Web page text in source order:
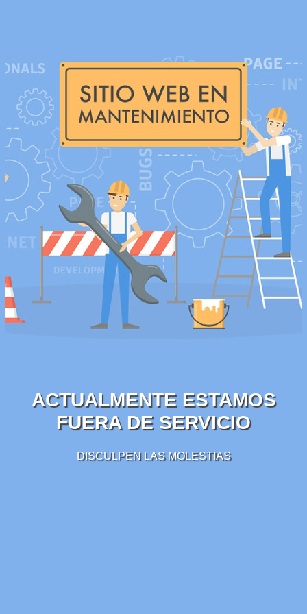
ACTUALMENTE ESTAMOS
FUERA DE SERVICIO
DISCULPEN LAS MOLESTIAS